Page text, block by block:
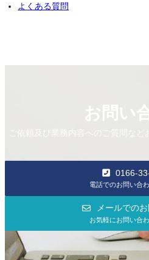
よくある質問
お問い
ご依頼及び業務内容へのご質問な
0166-
電話でのお問い合
メールでの
お気軽にお問い合